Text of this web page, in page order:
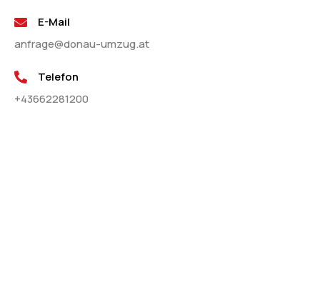
E-Mail
anfrage@donau-umzug.at
Telefon
+43662281200